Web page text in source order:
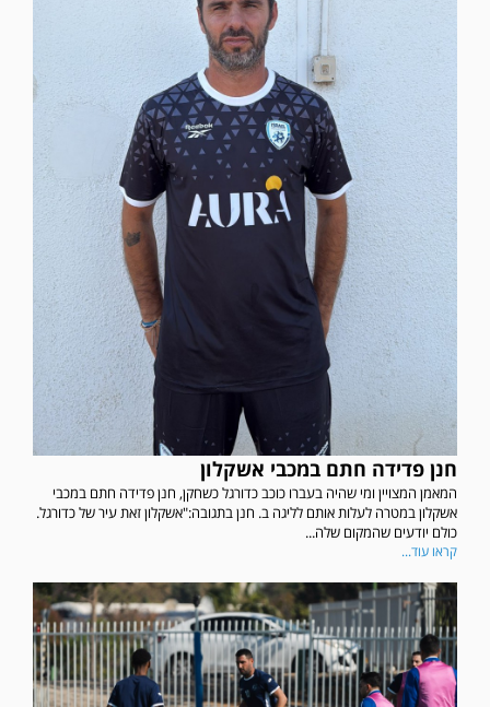
חנן פדידה חתם במכבי אשקלון
המאמן המצויין ומי שהיה בעברו כוכב כדורגל כשחקן, חנן פדידה חתם במכבי
אשקלון במטרה לעלות אותם לליגה ב. חנן בתגובה:"אשקלון זאת עיר של כדורגל.
כולם יודעים שהמקום שלה...
קראו עוד...